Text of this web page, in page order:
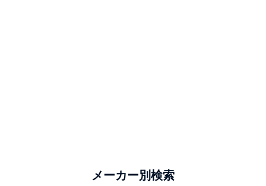
メーカー別検索